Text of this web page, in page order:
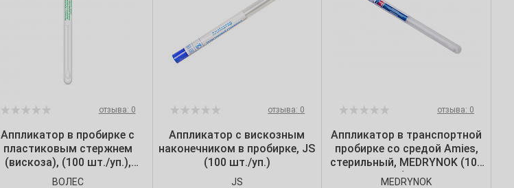
отзыва: 0
Аппликатор в пробирке с
пластиковым стержнем
(вискоза), (100 шт./уп.),
Волес
ВОЛЕС
отзыва: 0
Аппликатор с вискозным
наконечником в пробирке, JS
(100 шт./уп.)
JS
отзыва: 0
Аппликатор в транспортной
пробирке со средой Amies,
стерильный, MEDRYNOK (100
шт./уп.) NLD603
MEDRYNOK